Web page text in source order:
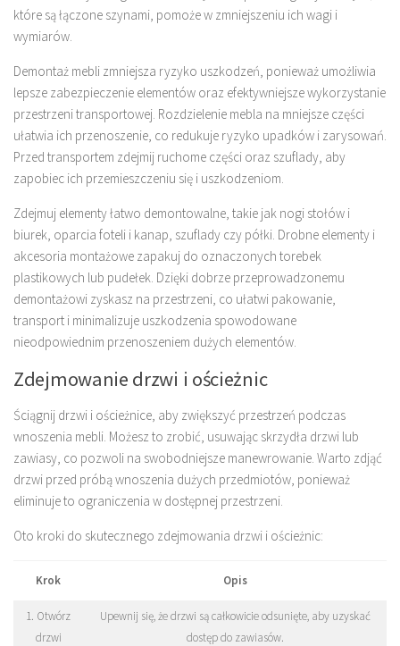
które są łączone szynami, pomoże w zmniejszeniu ich wagi i
wymiarów.
Demontaż mebli zmniejsza ryzyko uszkodzeń, ponieważ umożliwia
lepsze zabezpieczenie elementów oraz efektywniejsze wykorzystanie
przestrzeni transportowej. Rozdzielenie mebla na mniejsze części
ułatwia ich przenoszenie, co redukuje ryzyko upadków i zarysowań.
Przed transportem zdejmij ruchome części oraz szuflady, aby
zapobiec ich przemieszczeniu się i uszkodzeniom.
Zdejmuj elementy łatwo demontowalne, takie jak nogi stołów i
biurek, oparcia foteli i kanap, szuflady czy półki. Drobne elementy i
akcesoria montażowe zapakuj do oznaczonych torebek
plastikowych lub pudełek. Dzięki dobrze przeprowadzonemu
demontażowi zyskasz na przestrzeni, co ułatwi pakowanie,
transport i minimalizuje uszkodzenia spowodowane
nieodpowiednim przenoszeniem dużych elementów.
Zdejmowanie drzwi i ościeżnic
Ściągnij drzwi i ościeżnice, aby zwiększyć przestrzeń podczas
wnoszenia mebli. Możesz to zrobić, usuwając skrzydła drzwi lub
zawiasy, co pozwoli na swobodniejsze manewrowanie. Warto zdjąć
drzwi przed próbą wnoszenia dużych przedmiotów, ponieważ
eliminuje to ograniczenia w dostępnej przestrzeni.
Oto kroki do skutecznego zdejmowania drzwi i ościeżnic:
Krok Opis
1. Otwórz
drzwi
Upewnij się, że drzwi są całkowicie odsunięte, aby uzyskać
dostęp do zawiasów.